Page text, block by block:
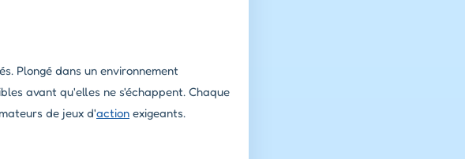
Plongé dans un environnement
avant qu'elles ne s'échappent. Chaque
de jeux d'action exigeants.